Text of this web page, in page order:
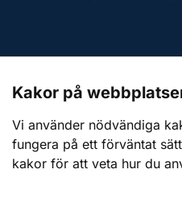
Webbplatsen
Om webbplatsen
Kakor på
Vi använder nödvändiga
fungera på ett förväntat
kakor för att veta hur du